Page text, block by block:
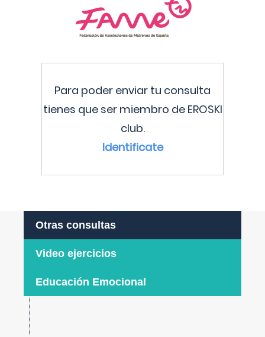
Para poder enviar tu consulta
tienes que ser miembro de EROSKI
club.
Identificate
Otras consultas
Video ejercicios
Educación Emocional